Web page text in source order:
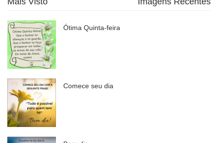
Ótima Quinta-feira
Comece seu dia